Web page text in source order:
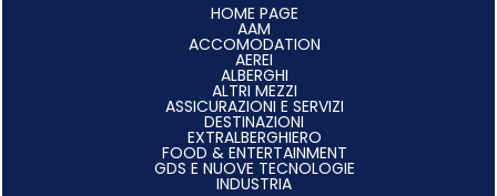
HOME PAGE
AAM
ACCOMODATION
AEREI
ALBERGHI
ALTRI MEZZI
ASSICURAZIONI E SERVIZI
DESTINAZIONI
EXTRALBERGHIERO
FOOD & ENTERTAINMENT
GDS E NUOVE TECNOLOGIE
INDUSTRIA